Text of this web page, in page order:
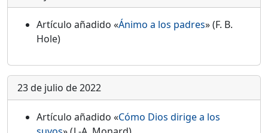
Artículo añadido «Ánimo a los padres» (F. B.
Hole)
23 de julio de 2022
Artículo añadido «Cómo Dios dirige a los